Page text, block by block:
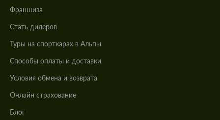
Франшиза
Стать дилеров
Туры на спорткарах в Альпы
Cпособы оплаты и доставки
Условия обмена и возврата
Онлайн страхование
Блог